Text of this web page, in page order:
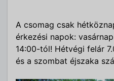
A csomag csak
érkezési napok:
14:00-tól! Hétvégi felár
és a szombat éjszaka